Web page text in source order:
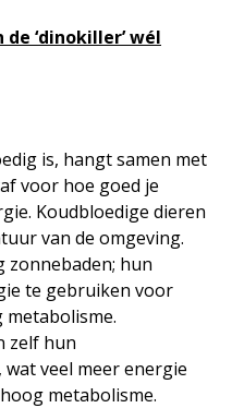
‘dinokiller’ wél
is, hangt samen met
voor hoe goed je
Koudbloedige dieren
van de omgeving.
zonnebaden; hun
te gebruiken voor
zelf hun
veel meer energie
metabolisme.